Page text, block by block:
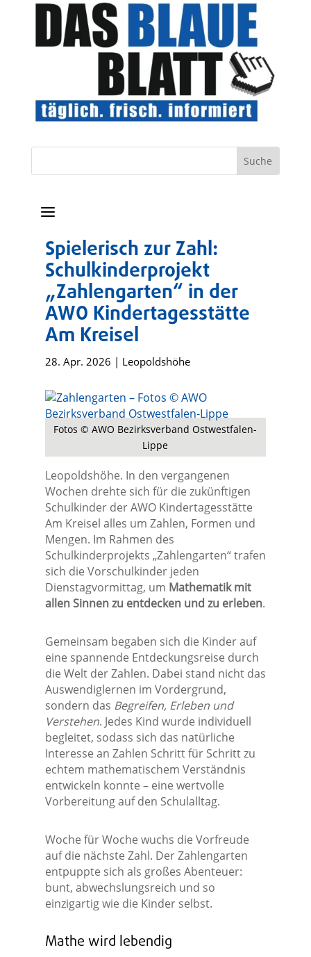
a
Spielerisch zur Zahl:
Schulkinderprojekt
„Zahlengarten“ in der
AWO Kindertagesstätte
Am Kreisel
28. Apr. 2026 | Leopoldshöhe
Fotos © AWO Bezirksverband Ostwestfalen-
Lippe
Leopoldshöhe. In den vergangenen
Wochen drehte sich für die zukünftigen
Schulkinder der AWO Kindertagesstätte
Am Kreisel alles um Zahlen, Formen und
Mengen. Im Rahmen des
Schulkinderprojekts „Zahlengarten“ trafen
sich die Vorschulkinder jeden
Dienstagvormittag, um Mathematik mit
allen Sinnen zu entdecken und zu erleben.
Gemeinsam begaben sich die Kinder auf
eine spannende Entdeckungsreise durch
die Welt der Zahlen. Dabei stand nicht das
Auswendiglernen im Vordergrund,
sondern das Begreifen, Erleben und
Verstehen. Jedes Kind wurde individuell
begleitet, sodass sich das natürliche
Interesse an Zahlen Schritt für Schritt zu
echtem mathematischem Verständnis
entwickeln konnte – eine wertvolle
Vorbereitung auf den Schulalltag.
Woche für Woche wuchs die Vorfreude
auf die nächste Zahl. Der Zahlengarten
entpuppte sich als großes Abenteuer:
bunt, abwechslungsreich und so
einzigartig wie die Kinder selbst.
Mathe wird lebendig